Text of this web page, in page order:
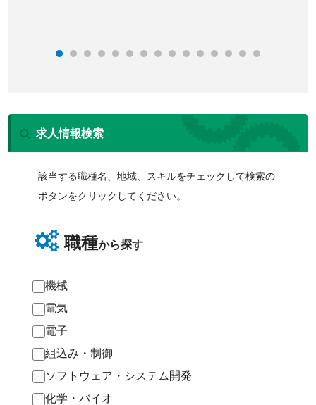
求人情報検索
該当する職種名、地域、スキルをチェックして検索の
ボタンをクリックしてください。
職種から探す
機械
電気
電子
組込み・制御
ソフトウェア・システム開発
化学・バイオ